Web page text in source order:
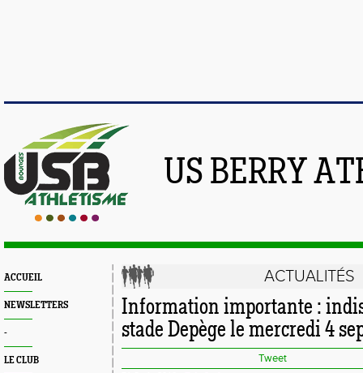
US BERRY
ACCUEIL
NEWSLETTERS
-
LE CLUB
ACTUALITÉS
Information importante :
stade Depège le mercredi 4
Tweet